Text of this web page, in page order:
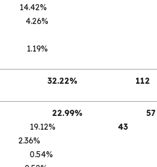
4.26%
1.19%
32.22% 112
22.99% 57
19.12%
43
0.54%